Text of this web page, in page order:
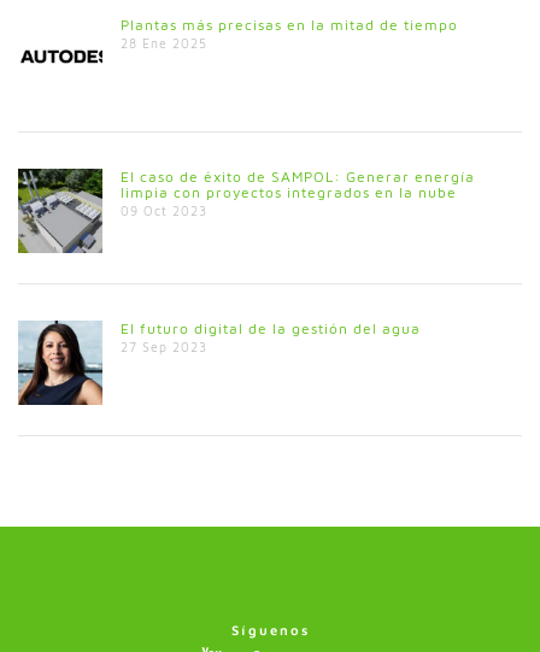
Plantas más precisas en la mitad de tiempo
28 Ene 2025
El caso de éxito de SAMPOL: Generar energía
limpia con proyectos integrados en la nube
09 Oct 2023
El futuro digital de la gestión del agua
27 Sep 2023
Síguenos